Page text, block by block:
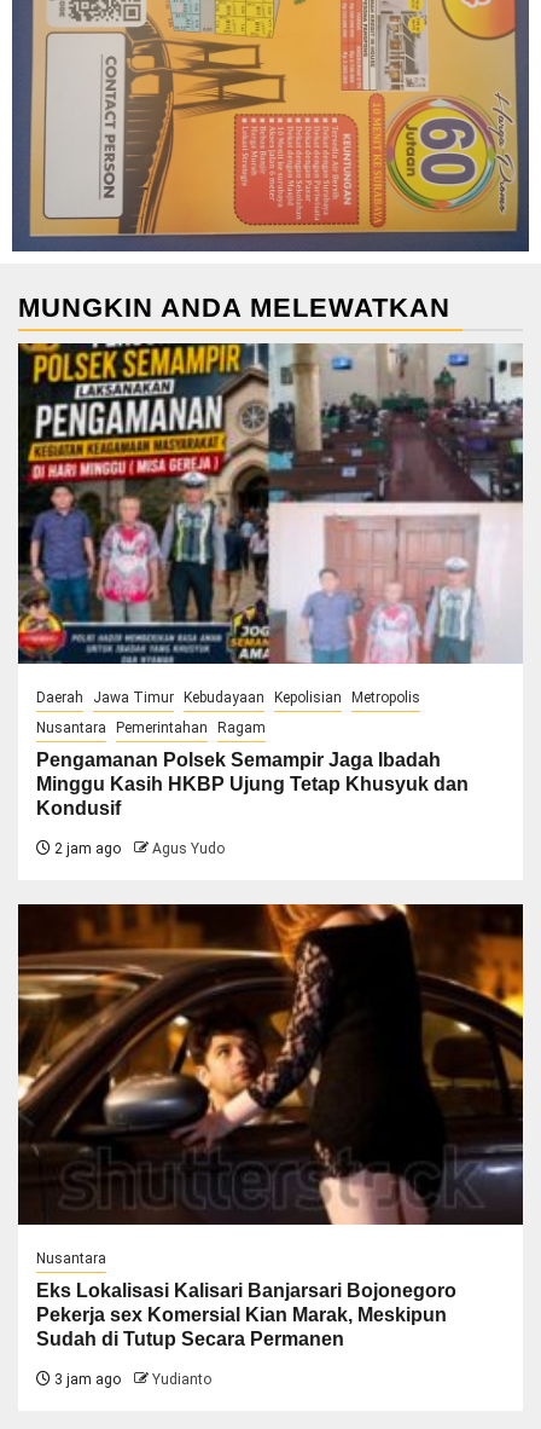
MUNGKIN ANDA MELEWATKAN
Daerah Jawa Timur Kebudayaan Kepolisian
Metropolis
Nusantara
Pemerintahan Ragam
Pengamanan Polsek Semampir Jaga Ibadah
Minggu Kasih HKBP Ujung Tetap Khusyuk dan
Kondusif
2 jam ago Agus Yudo
Nusantara
Eks Lokalisasi Kalisari Banjarsari Bojonegoro
Pekerja sex Komersial Kian Marak, Meskipun
Sudah di Tutup Secara Permanen
3 jam ago Yudianto